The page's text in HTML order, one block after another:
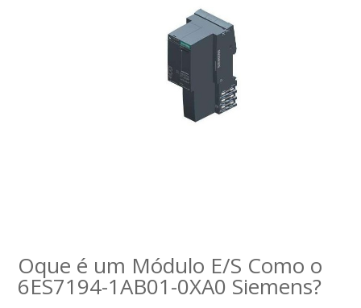
Oque é um Módulo E/S Como o
6ES7194-1AB01-0XA0 Siemens?